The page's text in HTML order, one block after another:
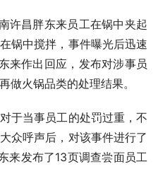
许昌胖东来员工在锅中夹起
锅中搅拌，事件曝光后迅速
来作出回应，发布对涉事员
做火锅品类的处理结果。
于当事员工的处罚过重，不
众呼声后，对该事件进行了
来发布了13页调查尝面员工